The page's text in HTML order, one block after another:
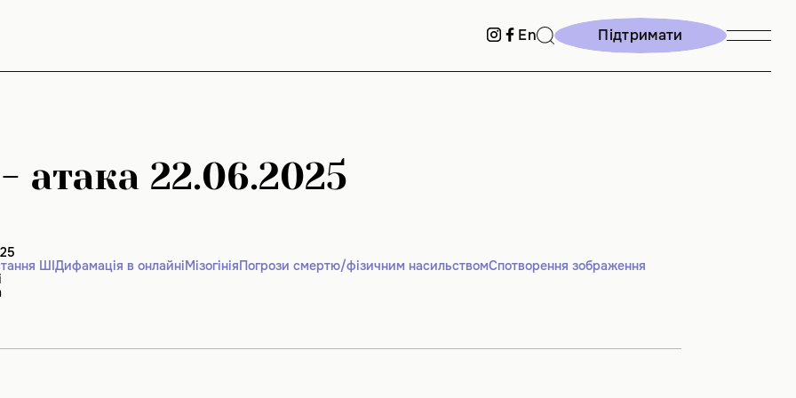
En
Підтримати
Підтримати
атака 22.06.2025
ШІДифамація в онлайніМізогініяПогрози смертю/фізичним насильствомСпотворення зображення